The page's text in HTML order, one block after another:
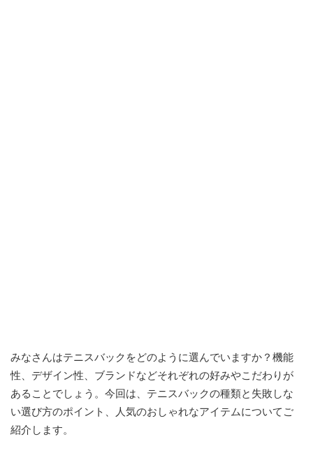
みなさんはテニスバックをどのように選んでいますか？機能
性、デザイン性、ブランドなどそれぞれの好みやこだわりが
あることでしょう。今回は、テニスバックの種類と失敗しな
い選び方のポイント、人気のおしゃれなアイテムについてご
紹介します。